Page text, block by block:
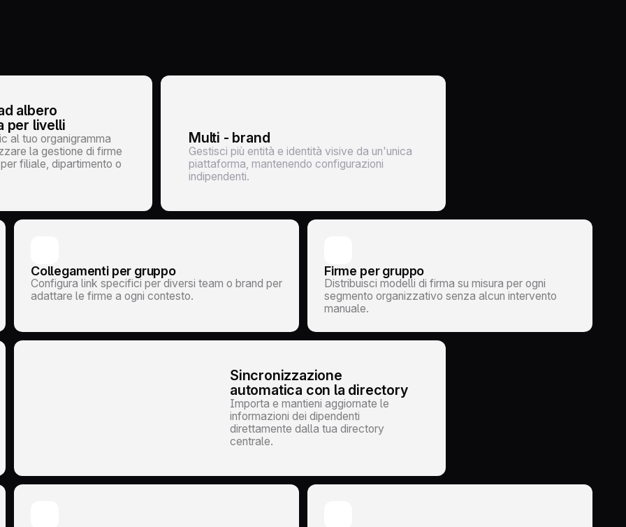
albero
per livelli
al tuo organigramma
la gestione di firme
filiale, dipartimento o
Multi - brand
Gestisci più entità e identità visive da un'unica
piattaforma, mantenendo configurazioni
indipendenti.
Collegamenti per gruppo
Configura link specifici per diversi team o brand per
adattare le firme a ogni contesto.
Firme per gruppo
Distribuisci modelli di firma su misura per ogni
segmento organizzativo senza alcun intervento
manuale.
Sincronizzazione
automatica con la directory
Importa e mantieni aggiornate le
informazioni dei dipendenti
direttamente dalla tua directory
centrale.